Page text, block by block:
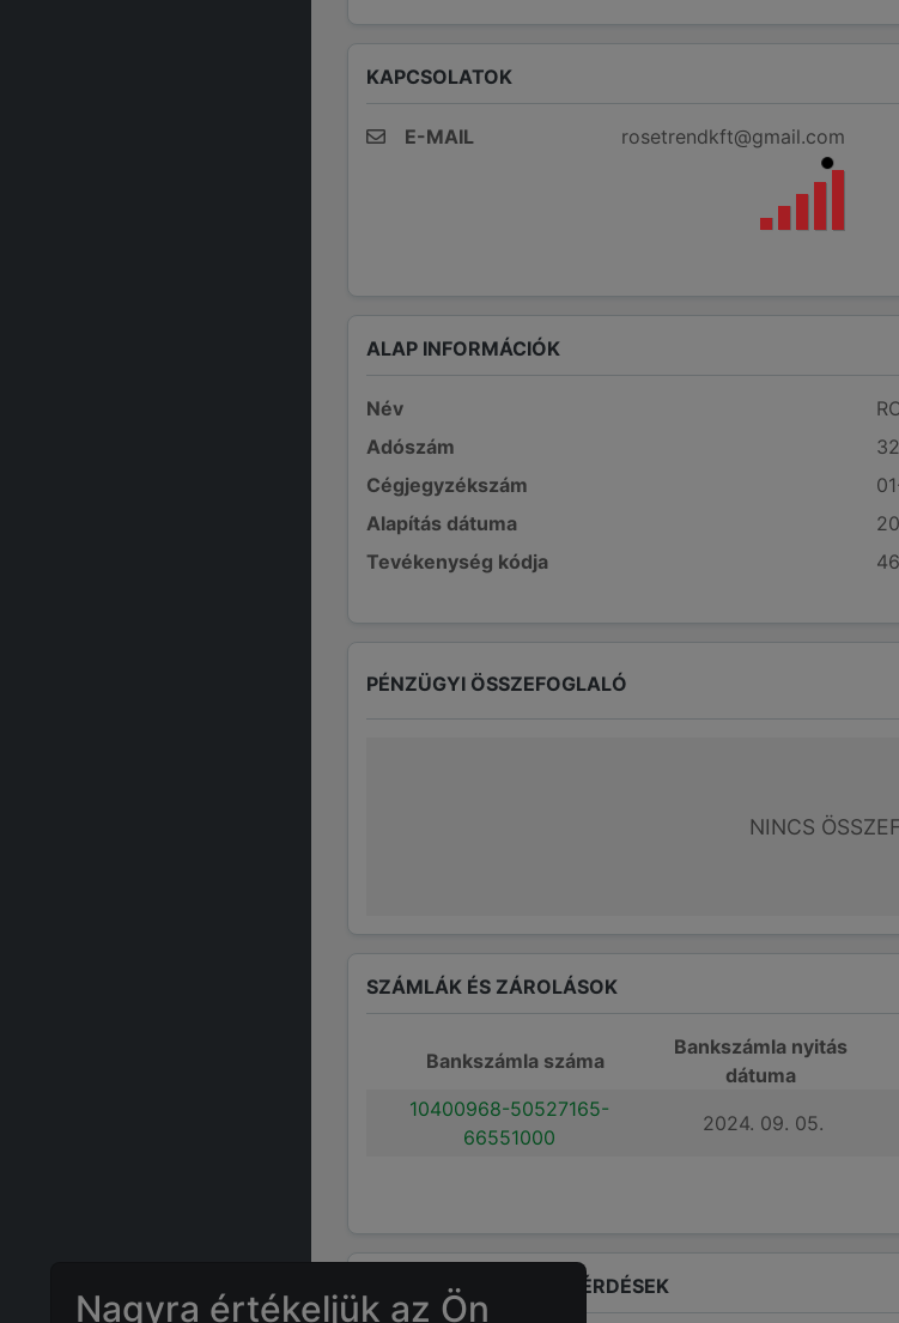
KAPCSOLATOK
E-MAIL rosetrendkft@gmail.com
ALAP INFORMÁCIÓK
Név
Adószám
Cégjegyzékszám
Alapítás dátuma
Tevékenység kódja
PÉNZÜGYI ÖSSZEFOGLALÓ
NINCS
SZÁMLÁK ÉS ZÁROLÁSOK
Bankszámla száma
Bankszámla nyitás
dátuma
10400968-50527165-
66551000
2024. 09. 05.
GYAKRAN ISMÉTELT KÉRDÉSEK
Nagyra értékeljük az Ön